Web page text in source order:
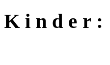
K i n d e r :